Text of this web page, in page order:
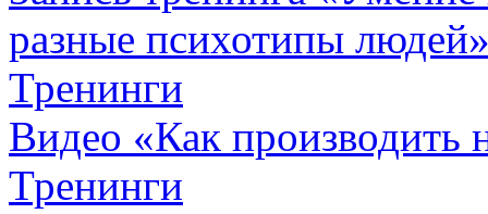
разные психотипы
Тренинги
Видео «Как производить
Тренинги